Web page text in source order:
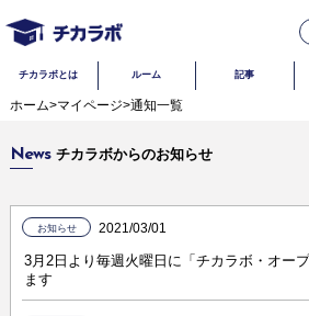
チカラボとは ルーム 記事
ホーム>マイページ>通知一覧
News チカラボからのお知らせ
お知らせ 2021/03/01
3月2日より毎週火曜日に「チカラボ・オー
ます